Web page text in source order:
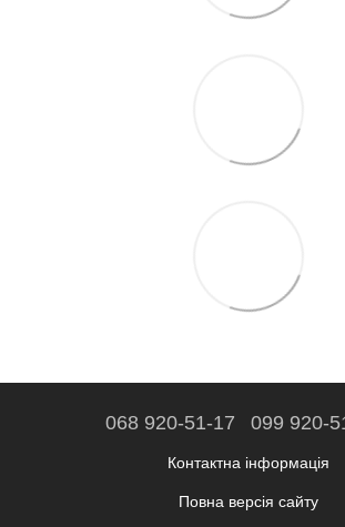
068 920-51-17 099 920-
Контактна інформація
Повна версія сайту